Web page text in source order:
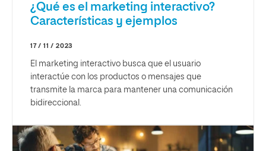
¿Qué es el marketing interactivo?
Características y ejemplos
17 / 11 / 2023
El marketing interactivo busca que el usuario
interactúe con los productos o mensajes que
transmite la marca para mantener una comunicación
bidireccional.